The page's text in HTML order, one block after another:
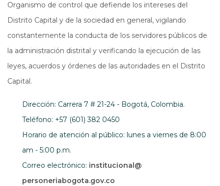
Organismo de control que defiende los intereses del
Distrito Capital y de la sociedad en general, vigilando
constantemente la conducta de los servidores públicos de
la administración distrital y verificando la ejecución de las
leyes, acuerdos y órdenes de las autoridades en el Distrito
Capital.
Dirección: Carrera 7 # 21-24 - Bogotá, Colombia.
Teléfono: +57 (601) 382 0450
Horario de atención al público: lunes a viernes de 8:00
am - 5:00 p.m.
Correo electrónico: institucional@
personeriabogota.gov.co